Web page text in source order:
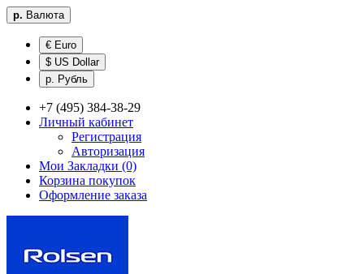
р. Валюта
€ Euro
$ US Dollar
р. Рубль
+7 (495) 384-38-29
Личный кабинет
Регистрация
Авторизация
Мои Закладки (0)
Корзина покупок
Оформление заказа